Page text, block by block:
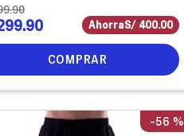
.90
.90 AhorraS/ 400.00
COMPRAR
-56 %